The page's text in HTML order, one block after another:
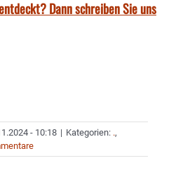
Dann schreiben Sie uns
- 10:18 | Kategorien: .,